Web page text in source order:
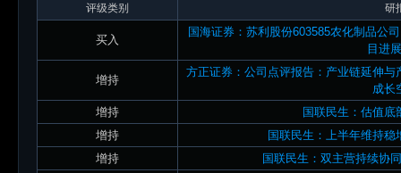
评级类别 研
买入
国海证券：苏利股份603585农化制品公
目进
增持
方正证券：公司点评报告：产业链延伸
成长
增持
国联民生：估值底
增持
国联民生：上半年维持
增持
国联民生：双主营持续协